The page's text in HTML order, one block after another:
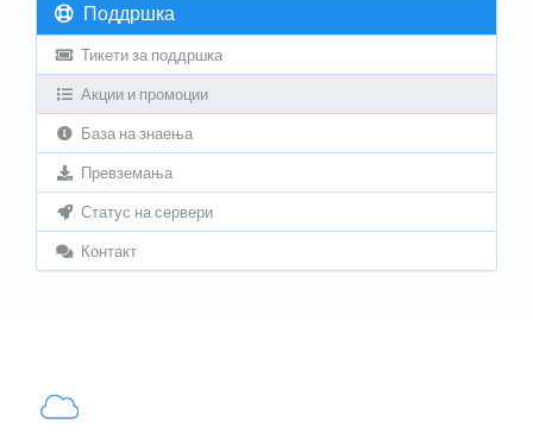
Поддршка
Тикети за поддршка
Акции и промоции
База на знаења
Превземања
Статус на сервери
Контакт